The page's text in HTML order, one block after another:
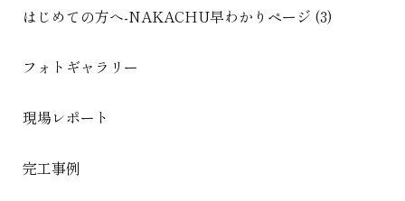
はじめての方へ-NAKACHU早わかりページ (3)
フォトギャラリー
現場レポート
完工事例